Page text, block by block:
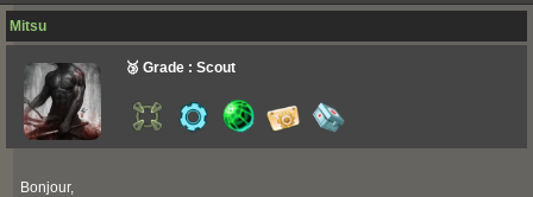
Mitsu
🥉 Grade : Scout
Bonjour,